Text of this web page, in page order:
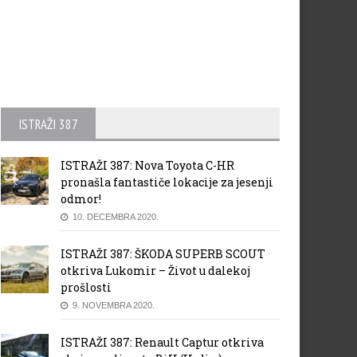
ISTRAŽI 387
ISTRAŽI 387: Nova Toyota C-HR
pronašla fantastiče lokacije za jesenji
odmor!
10. DECEMBRA 2020.
ISTRAŽI 387: ŠKODA SUPERB SCOUT
otkriva Lukomir – Život u dalekoj
prošlosti
9. NOVEMBRA 2020.
ISTRAŽI 387: Renault Captur otkriva